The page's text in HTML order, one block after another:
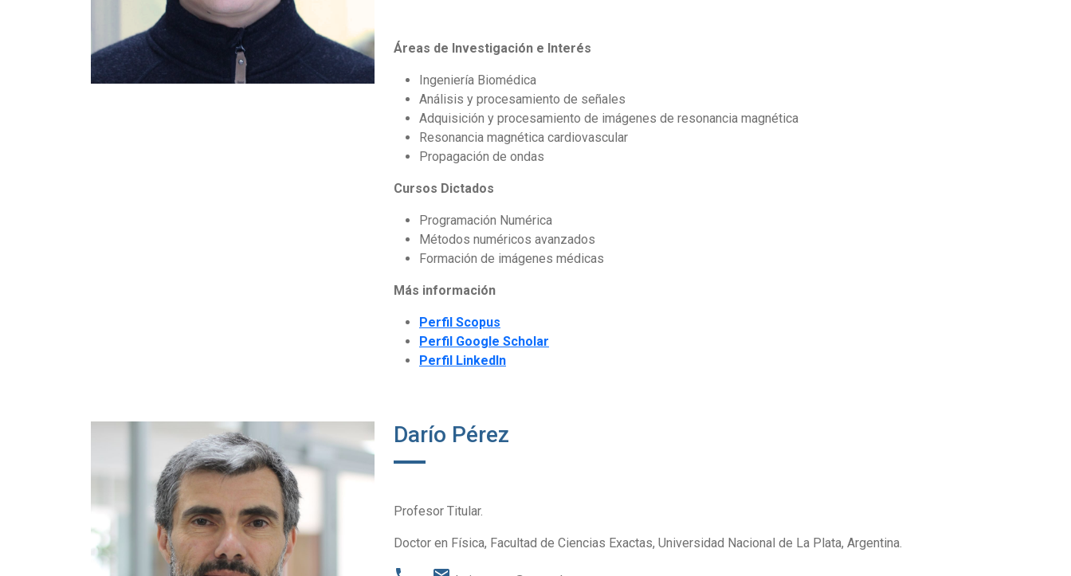
Áreas de Investigación e Interés
Ingeniería Biomédica
Análisis y procesamiento de señales
Adquisición y procesamiento de imágenes de resonancia magnética
Resonancia magnética cardiovascular
Propagación de ondas
Cursos Dictados
Programación Numérica
Métodos numéricos avanzados
Formación de imágenes médicas
Más información
Perfil Scopus
Perfil Google Scholar
Perfil LinkedIn
Darío Pérez
Profesor Titular.
Doctor en Física, Facultad de Ciencias Exactas, Universidad Nacional de La Plata, Argentina.